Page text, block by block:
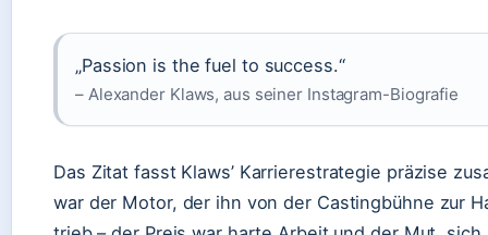
„Passion is the fuel to success.“
– Alexander Klaws, aus seiner Instagram-Biografie
Das Zitat fasst Klaws’ Karrierestrategie präzise
war der Motor, der ihn von der Castingbühne zur